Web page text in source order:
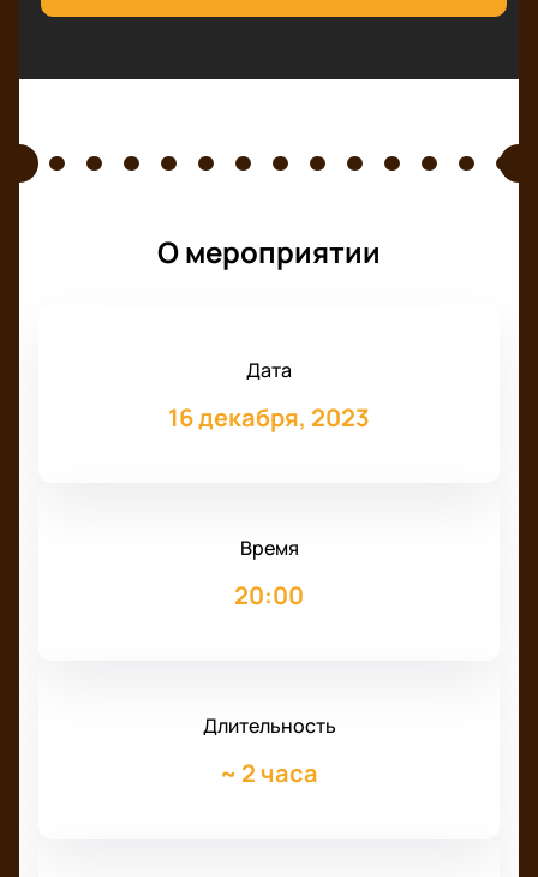
О мероприятии
Дата
16 декабря, 2023
Время
20:00
Длительность
~ 2 часа